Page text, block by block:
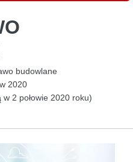
budowlane
2020
2 połowie 2020 roku)